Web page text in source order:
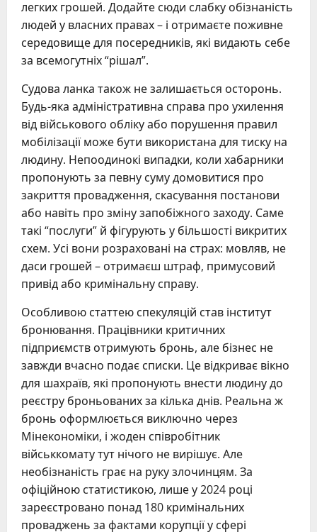
легких грошей. Додайте сюди слабку обізнаність
людей у власних правах – і отримаєте поживне
середовище для посередників, які видають себе
за всемогутніх “рішал”.
Судова ланка також не залишається осторонь.
Будь-яка адміністративна справа про ухилення
від військового обліку або порушення правил
мобілізації може бути використана для тиску на
людину. Непоодинокі випадки, коли хабарники
пропонують за певну суму домовитися про
закриття провадження, скасування постанови
або навіть про зміну запобіжного заходу. Саме
такі “послуги” й фігурують у більшості викритих
схем. Усі вони розраховані на страх: мовляв, не
даси грошей – отримаєш штраф, примусовий
привід або кримінальну справу.
Особливою статтею спекуляцій став інститут
бронювання. Працівники критичних
підприємств отримують бронь, але бізнес не
завжди вчасно подає списки. Це відкриває вікно
для шахраїв, які пропонують внести людину до
реєстру броньованих за кілька днів. Реальна ж
бронь оформлюється виключно через
Мінекономіки, і жоден співробітник
військкомату тут нічого не вирішує. Але
необізнаність грає на руку злочинцям. За
офіційною статистикою, лише у 2024 році
зареєстровано понад 180 кримінальних
проваджень за фактами корупції у сфері